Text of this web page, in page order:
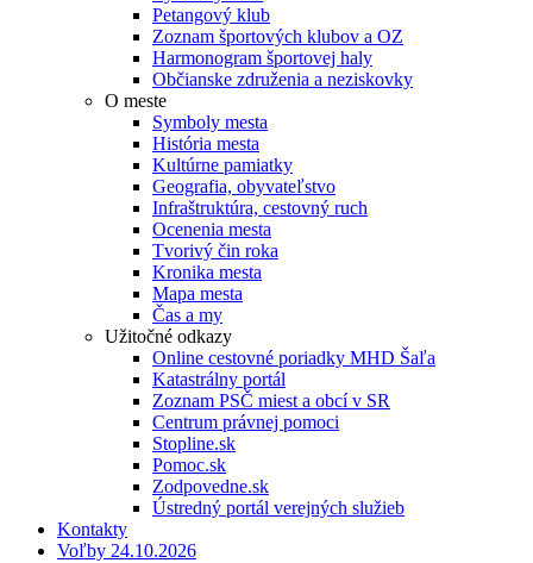
Petangový klub
Zoznam športových klubov a OZ
Harmonogram športovej haly
Občianske združenia a neziskovky
O meste
Symboly mesta
História mesta
Kultúrne pamiatky
Geografia, obyvateľstvo
Infraštruktúra, cestovný ruch
Ocenenia mesta
Tvorivý čin roka
Kronika mesta
Mapa mesta
Čas a my
Užitočné odkazy
Online cestovné poriadky MHD Šaľa
Katastrálny portál
Zoznam PSČ miest a obcí v SR
Centrum právnej pomoci
Stopline.sk
Pomoc.sk
Zodpovedne.sk
Ústredný portál verejných služieb
Kontakty
Voľby 24.10.2026